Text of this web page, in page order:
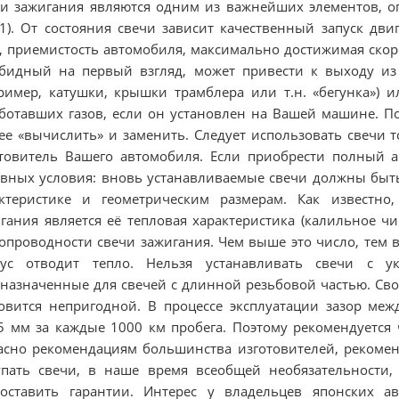
зажигания являются одним из важнейших элементов,
От состояния свечи зависит качественный запуск
приемистость автомобиля, максимально достижимая
на первый взгляд, может привести к выходу из
катушки, крышки трамблера или т.н. «бегунка»)
газов, если он установлен на Вашей машине.
«вычислить» и заменить. Следует использовать свечи
Вашего автомобиля. Если приобрести полный
условия: вновь устанавливаемые свечи должны
и геометрическим размерам. Как
является её тепловая характеристика (калильное
свечи зажигания. Чем выше это число,
отводит тепло. Нельзя устанавливать свечи с
для свечей с длинной резьбовой частью.
непригодной. В процессе эксплуатации зазор
мм за каждые 1000 км пробега. Поэтому
рекомендациям большинства изготовителей,
свечи, в наше время всеобщей
гарантии. Интерес у владельцев японских